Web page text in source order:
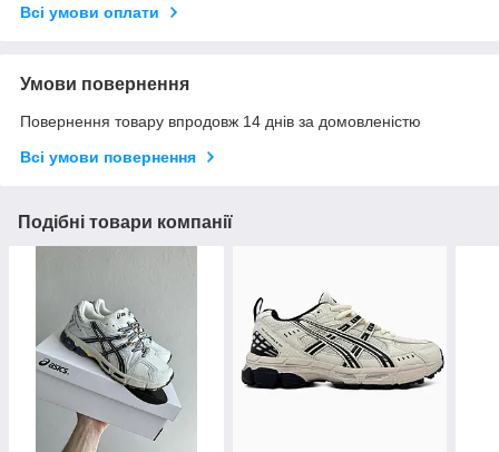
Всі умови оплати
Умови повернення
Повернення товару впродовж 14 днів за домовленістю
Всі умови повернення
Подібні товари компанії